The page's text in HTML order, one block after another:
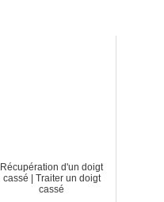
Récupération d'un doigt
cassé | Traiter un doigt
cassé